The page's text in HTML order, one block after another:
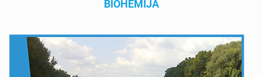
BIOHEMIJA